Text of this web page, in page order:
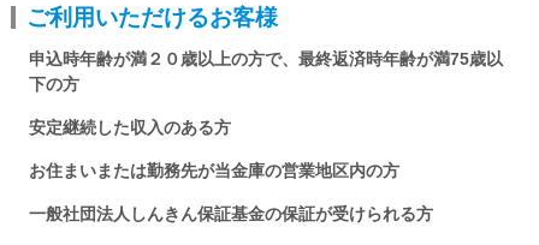
ログイン
くましんQ&A
くましんFAN
ご利用いただけるお客様
申込時年齢が満２０歳以上の方で、最終返済時年齢が満75歳以
下の方
安定継続した収入のある方
お住まいまたは勤務先が当金庫の営業地区内の方
一般社団法人しんきん保証基金の保証が受けられる方